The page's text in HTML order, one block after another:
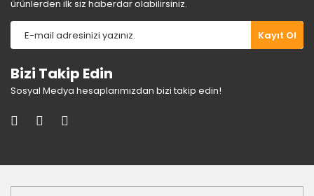
ürünlerden ilk siz haberdar olabilirsiniz.
Kayıt Ol
Bizi Takip Edin
Sosyal Medya hesaplarımızdan bizi takip edin!